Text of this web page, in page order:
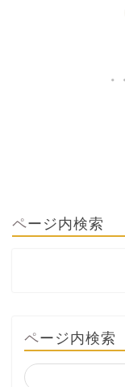
ページ内検索
ページ内検索